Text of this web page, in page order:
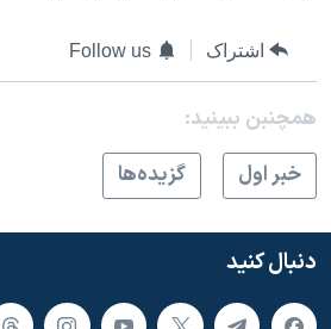
اشتراک Follow us
همچنبن ببینید:
خبر اول
گزيده‌ها
دنبال کنید